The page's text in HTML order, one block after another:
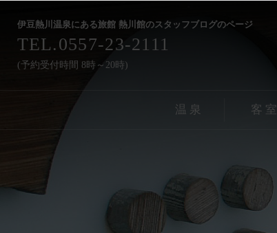
伊豆熱川温泉にある旅館 熱川館のスタッフブログのページ
TEL.0557-23-2111
(予約受付時間 8時～20時)
温 泉 客 室